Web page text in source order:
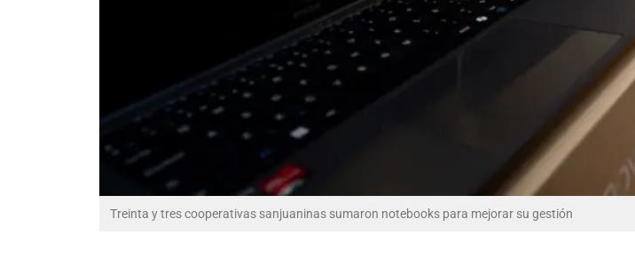
Treinta y tres cooperativas sanjuaninas sumaron notebooks para mejorar su gestión